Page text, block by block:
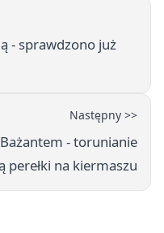
- sprawdzono już
Następny >>
- torunianie
perełki na kiermaszu